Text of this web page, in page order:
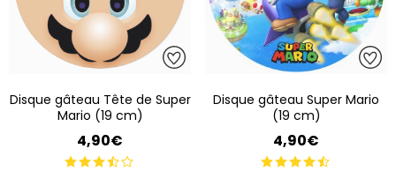
Disque gâteau Tête de Super
Mario (19 cm)
4,90€
Disque gâteau Super Mario
(19 cm)
4,90€